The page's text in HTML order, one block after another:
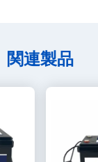
関連製品